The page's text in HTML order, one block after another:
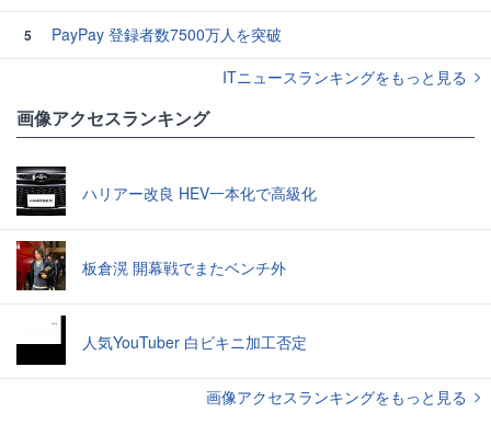
5
PayPay 登録者数7500万人を突破
ITニュースランキングをもっと見る
画像アクセスランキング
ハリアー改良 HEV一本化で高級化
板倉滉 開幕戦でまたベンチ外
人気YouTuber 白ビキニ加工否定
画像アクセスランキングをもっと見る